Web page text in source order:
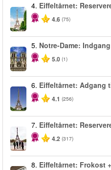
4. Eiffeltårnet:
4.6 (75)
5. Notre-Dame:
5.0 (1)
6. Eiffeltårnet: Adgang
4.1 (256)
7. Eiffeltårnet:
4.2 (317)
8. Eiffeltårnet: Frokost